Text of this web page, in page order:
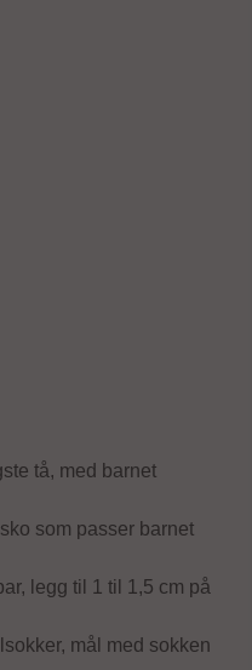
tå, med barnet
som passer barnet
legg til 1 til 1,5 cm på
mål med sokken